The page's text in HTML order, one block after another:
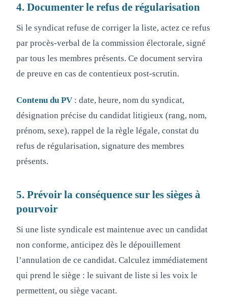
4. Documenter le refus de régularisation
Si le syndicat refuse de corriger la liste, actez ce refus
par procès-verbal de la commission électorale, signé
par tous les membres présents. Ce document servira
de preuve en cas de contentieux post-scrutin.
Contenu du PV : date, heure, nom du syndicat,
désignation précise du candidat litigieux (rang, nom,
prénom, sexe), rappel de la règle légale, constat du
refus de régularisation, signature des membres
présents.
5. Prévoir la conséquence sur les sièges à
pourvoir
Si une liste syndicale est maintenue avec un candidat
non conforme, anticipez dès le dépouillement
l’annulation de ce candidat. Calculez immédiatement
qui prend le siège : le suivant de liste si les voix le
permettent, ou siège vacant.